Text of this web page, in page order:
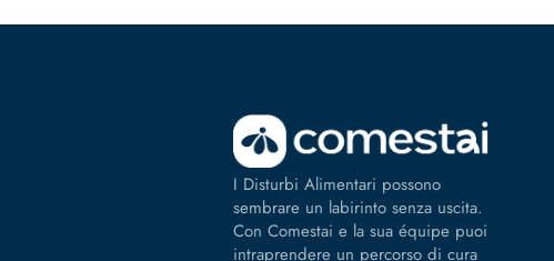
I Disturbi Alimentari possono
sembrare un labirinto senza uscita.
Con Comestai e la sua équipe puoi
intraprendere un percorso di cura